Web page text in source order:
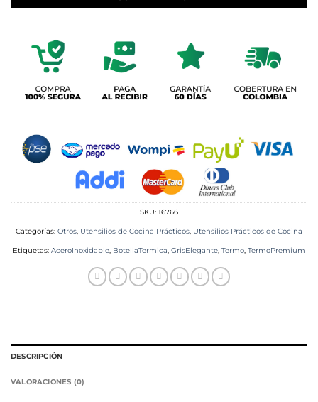
SKU: 16766
Categorías: Otros, Utensilios de Cocina Prácticos, Utensilios Prácticos de Cocina
Etiquetas: AceroInoxidable, BotellaTermica, GrisElegante, Termo, TermoPremium
DESCRIPCIÓN
VALORACIONES (0)